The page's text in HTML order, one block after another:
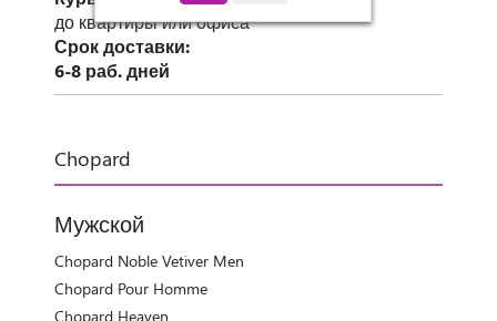
до квартиры или офиса
Срок доставки:
6-8 раб. дней
Chopard
Мужской
Chopard Noble Vetiver Men
Chopard Pour Homme
Chopard Heaven